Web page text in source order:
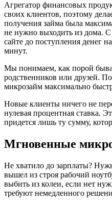
Агрегатор финансовых
своих клиентов, поэтому
получения займа была
не нужно выходить из дома. С
сайте до поступления денег
минут.
Мы понимаем, как порой
родственников или друзей.
микрозайм максимально
Новые клиенты ничего не
нулевая процентная ставка.
придется лишь ту сумму,
Мгновенные
Не хватило до зарплаты?
вышел из строя рабочий
выбить из колеи, если нет
требуют немедленного